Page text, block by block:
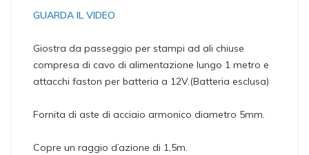
GUARDA IL VIDEO
Giostra da passeggio per stampi ad ali chiuse
compresa di cavo di alimentazione lungo 1 metro e
attacchi faston per batteria a 12V.(Batteria esclusa)
Fornita di aste di acciaio armonico diametro 5mm.
Copre un raggio d’azione di 1,5m.